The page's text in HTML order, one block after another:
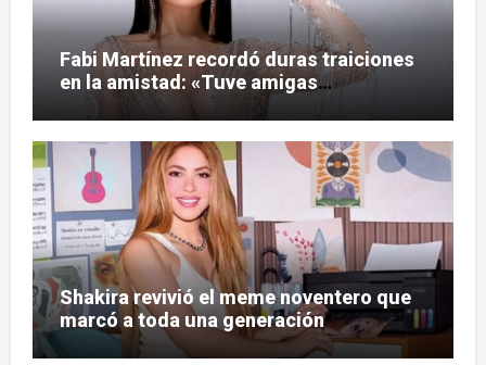
Fabi Martínez recordó duras traiciones
en la amistad: «Tuve amigas
tesapo’elas»
Shakira revivió el meme noventero que
marcó a toda una generación